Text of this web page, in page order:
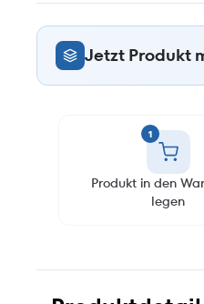
Jetzt Produkt
1
Produkt in den
legen